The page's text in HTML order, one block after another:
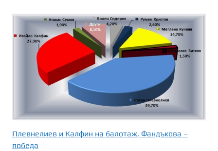
Плевнелиев и Калфин на балотаж, Фандъкова –
победа